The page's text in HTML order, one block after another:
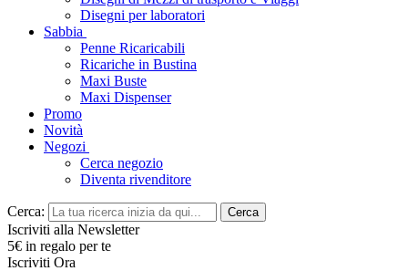
Disegni per laboratori
Sabbia
Penne Ricaricabili
Ricariche in Bustina
Maxi Buste
Maxi Dispenser
Promo
Novità
Negozi
Cerca negozio
Diventa rivenditore
Cerca: Cerca
Iscriviti alla Newsletter
5€ in regalo per te
Iscriviti Ora